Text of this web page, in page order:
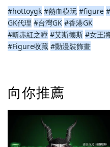
#hottoygk #熱血模玩 #figure
GK代理 #台灣GK #香港GK
#斬赤紅之瞳 #艾斯德斯 #女王
#Figure收藏 #動漫裝飾畫
向你推薦